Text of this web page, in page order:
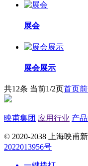
展会
展会展示
共12条 当前1/2页首页
映甫集团 应用行业 产
© 2020-2038 上海映甫
2022013956号